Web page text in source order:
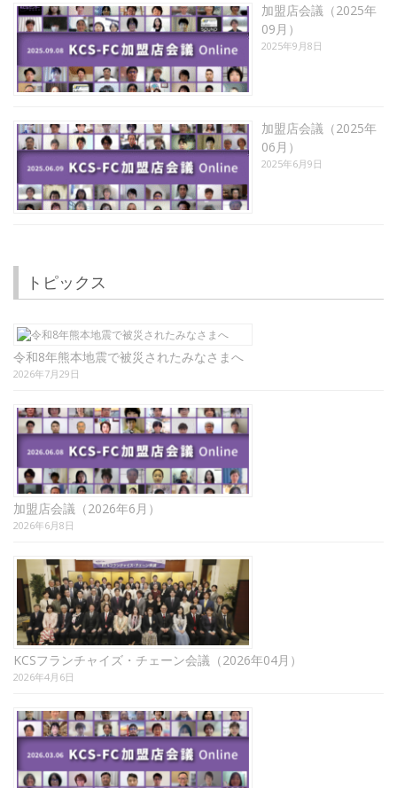
加盟店会議（2025年
09月）
2025年9月8日
加盟店会議（2025年
06月）
2025年6月9日
トピックス
令和8年熊本地震で被災されたみなさまへ
2026年7月29日
加盟店会議（2026年6月）
2026年6月8日
KCSフランチャイズ・チェーン会議（2026年04月）
2026年4月6日